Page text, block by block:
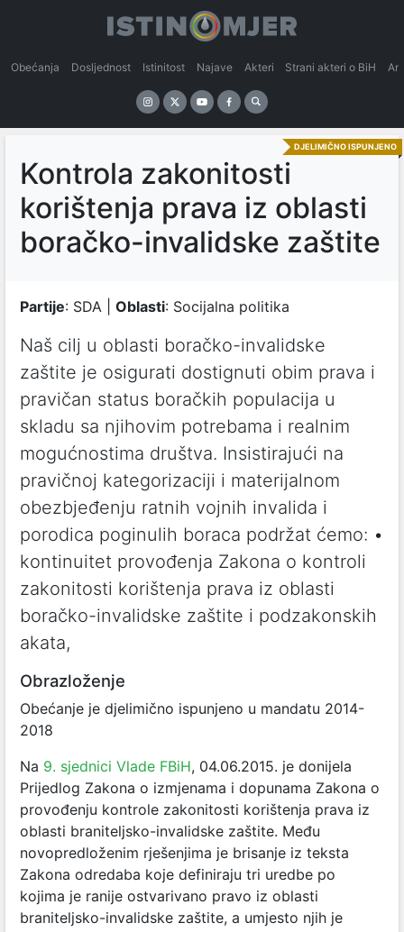
Obećanja Dosljednost Istinitost Najave Akteri Strani akteri o BiH
DJELIMIČNO ISPUNJENO
Kontrola zakonitosti
korištenja prava iz oblasti
boračko-invalidske zaštite
Partije: SDA | Oblasti: Socijalna politika
Naš cilj u oblasti boračko-invalidske
zaštite je osigurati dostignuti obim prava i
pravičan status boračkih populacija u
skladu sa njihovim potrebama i realnim
mogućnostima društva. Insistirajući na
pravičnoj kategorizaciji i materijalnom
obezbjeđenju ratnih vojnih invalida i
porodica poginulih boraca podržat ćemo: •
kontinuitet provođenja Zakona o kontroli
zakonitosti korištenja prava iz oblasti
boračko-invalidske zaštite i podzakonskih
akata,
Obrazloženje
Obećanje je djelimično ispunjeno u mandatu 2014-
2018
Na 9. sjednici Vlade FBiH, 04.06.2015. je donijela
Prijedlog Zakona o izmjenama i dopunama Zakona o
provođenju kontrole zakonitosti korištenja prava iz
oblasti braniteljsko-invalidske zaštite. Među
novopredloženim rješenjima je brisanje iz teksta
Zakona odredaba koje definiraju tri uredbe po
kojima je ranije ostvarivano pravo iz oblasti
braniteljsko-invalidske zaštite, a umjesto njih je